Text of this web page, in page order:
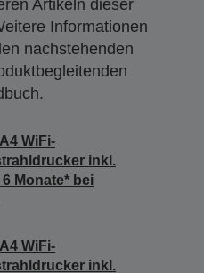
Artikeln dieser
Informationen
nachstehenden
WiFi-
inkl.
Monate* bei
WiFi-
inkl.